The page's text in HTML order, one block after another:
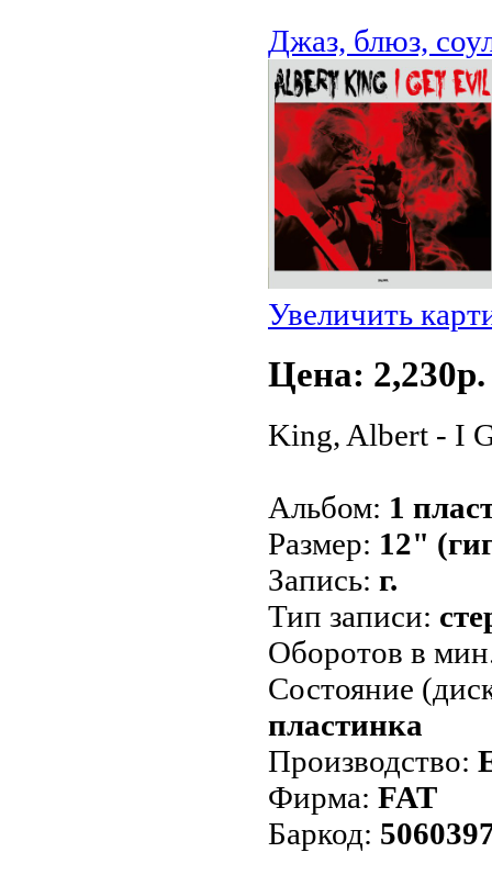
Джаз, блюз,
Увеличить
Цена: 2,230p.
King, Albert - I
Альбом: 1
Размер: 12"
Запись: г.
Тип записи:
Оборотов в
Состояние
пластинка
Производство:
Фирма: FAT
Баркод: